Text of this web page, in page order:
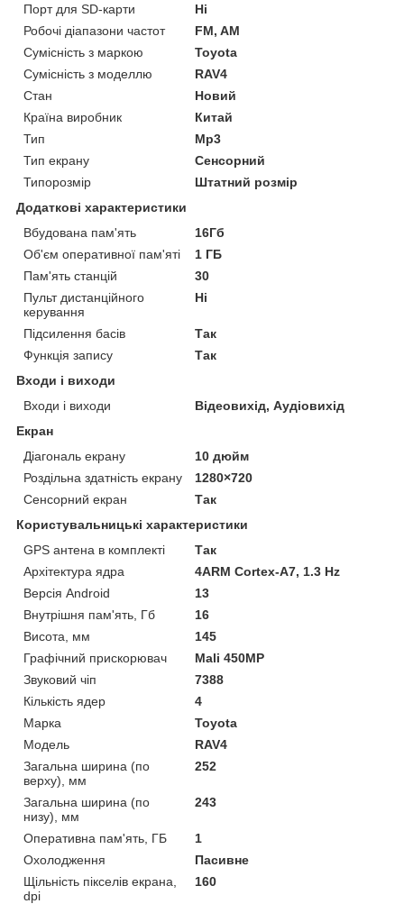
Порт для SD-карти
Ні
Робочі діапазони частот
FM, AM
Сумісність з маркою
Toyota
Сумісність з моделлю
RAV4
Стан
Новий
Країна виробник
Китай
Тип
Mp3
Тип екрану
Сенсорний
Типорозмір
Штатний розмір
Додаткові характеристики
Вбудована пам'ять
16Гб
Об'єм оперативної пам'яті
1 ГБ
Пам'ять станцій
30
Пульт дистанційного
керування
Ні
Підсилення басів
Так
Функція запису
Так
Входи і виходи
Входи і виходи
Відеовихід, Аудіовихід
Екран
Діагональ екрану
10 дюйм
Роздільна здатність екрану
1280×720
Сенсорний екран
Так
Користувальницькі характеристики
GPS антена в комплекті
Так
Архітектура ядра
4ARM Cortex-A7, 1.3 Hz
Версія Android
13
Внутрішня пам'ять, Гб
16
Висота, мм
145
Графічний прискорювач
Mali 450MP
Звуковий чіп
7388
Кількість ядер
4
Марка
Toyota
Мoдель
RAV4
Загальна ширина (по
верху), мм
252
Загальна ширина (по
низу), мм
243
Оперативна пам'ять, ГБ
1
Охолодження
Пасивне
Щільність пікселів екрана,
dpi
160